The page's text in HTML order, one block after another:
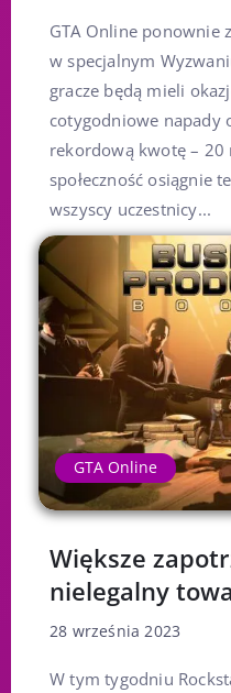
GTA Online ponownie
w specjalnym
gracze będą mieli
cotygodniowe napady
rekordową kwotę – 20
społeczność osiągnie
wszyscy uczestnicy...
GTA Online
Większe
nielegalny
28 września 2023
W tym tygodniu